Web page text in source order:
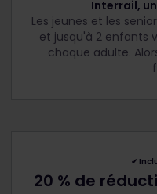
Interrail,
Les jeunes et les
et jusqu'à 2 enfants
chaque adulte.
✔︎
20 % de